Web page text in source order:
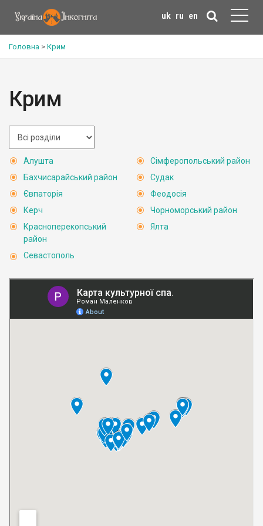
uk ru en
Головна > Крим
Крим
Алушта
Бахчисарайський район
Євпаторія
Керч
Красноперекопський
район
Севастополь
Сімферопольський район
Судак
Феодосія
Чорноморський район
Ялта